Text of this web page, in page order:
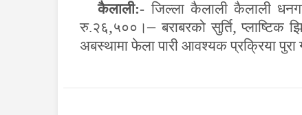
कैलाली:- जिल्ला कैलाली कैलाली
रु.२६,५००।–बराबरको सुर्ति, प्लाष्टिक
अबस्थामा फेला पारी आवश्यक प्रक्रिया पुरा